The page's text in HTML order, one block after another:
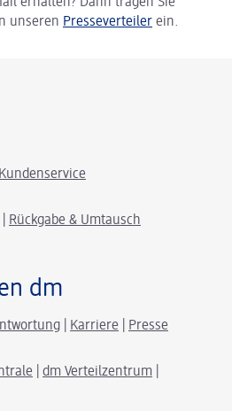
unseren Presseverteiler ein.
Kundenservice
Rückgabe & Umtausch
dm
Karriere Presse
dm Verteilzentrum